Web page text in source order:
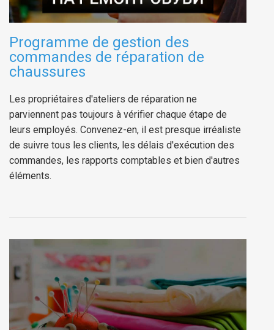
Programme de gestion des
commandes de réparation de
chaussures
Les propriétaires d'ateliers de réparation ne
parviennent pas toujours à vérifier chaque étape de
leurs employés. Convenez-en, il est presque irréaliste
de suivre tous les clients, les délais d'exécution des
commandes, les rapports comptables et bien d'autres
éléments.